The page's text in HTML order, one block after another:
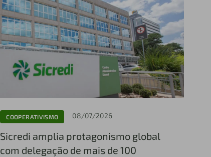
COOPERATIVISMO 08/07/2026
Sicredi amplia protagonismo global
com delegação de mais de 100